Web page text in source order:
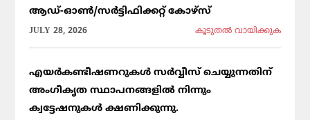
ആഡ്-ഓൺ/സർട്ടിഫിക്കറ്റ് കോഴ്സ്
JULY 28, 2026 കൂടുതല്‍ വായിക്കുക
എയർകണ്ടീഷണറുകൾ സർവ്വീസ് ചെയ്യുന്നതിന്
അംഗീകൃത സ്ഥാപനങ്ങളിൽ നിന്നും
ക്വട്ടേഷനുകൾ ക്ഷണിക്കുന്നു.